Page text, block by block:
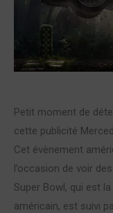
Petit moment de
cette publicité
Cet évènement
l’occasion de voir
Super Bowl, qui est
américain, est suivi